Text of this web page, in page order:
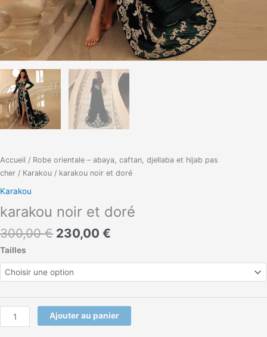
Accueil / Robe orientale – abaya, caftan, djellaba et hijab pas
cher / Karakou / karakou noir et doré
Karakou
karakou noir et doré
300,00€ 230,00 €
Tailles
Ajouter au panier